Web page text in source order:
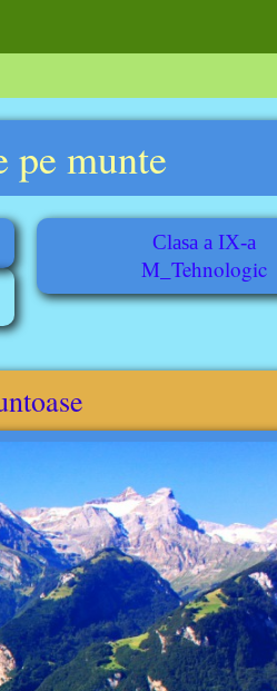
pe munte
Clasa a IX-a
M_Tehnologic